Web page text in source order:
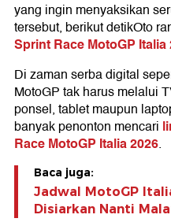
yang ingin menyaksikan
tersebut, berikut detikOto
Sprint Race MotoGP Italia
Di zaman serba digital
MotoGP tak harus melalui
ponsel, tablet maupun
banyak penonton mencari
Race MotoGP Italia 2026.
Baca juga:
Jadwal MotoGP
Disiarkan Nanti